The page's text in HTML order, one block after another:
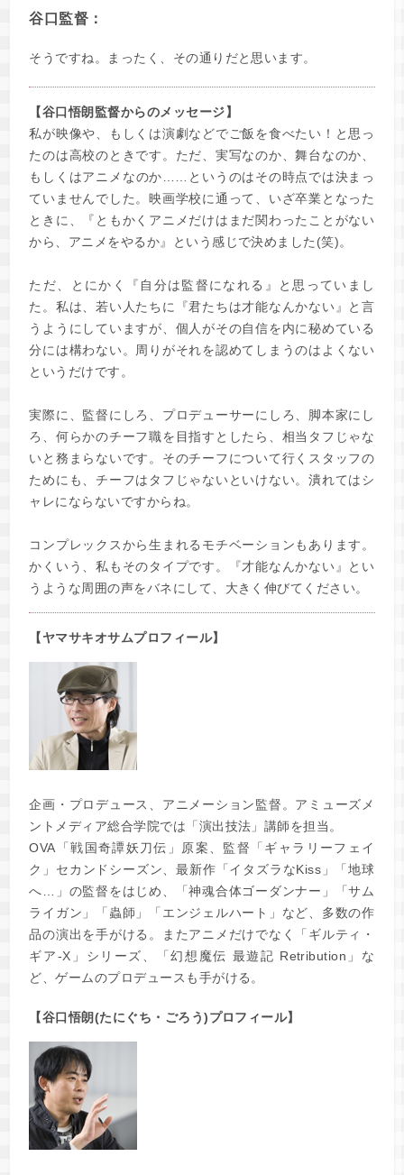
谷口監督：
そうですね。まったく、その通りだと思います。
【谷口悟朗監督からのメッセージ】
私が映像や、もしくは演劇などでご飯を食べたい！と思っ
たのは高校のときです。ただ、実写なのか、舞台なのか、
もしくはアニメなのか……というのはその時点では決まっ
ていませんでした。映画学校に通って、いざ卒業となった
ときに、『ともかくアニメだけはまだ関わったことがない
から、アニメをやるか』という感じで決めました(笑)。
ただ、とにかく『自分は監督になれる』と思っていまし
た。私は、若い人たちに『君たちは才能なんかない』と言
うようにしていますが、個人がその自信を内に秘めている
分には構わない。周りがそれを認めてしまうのはよくない
というだけです。
実際に、監督にしろ、プロデューサーにしろ、脚本家にし
ろ、何らかのチーフ職を目指すとしたら、相当タフじゃな
いと務まらないです。そのチーフについて行くスタッフの
ためにも、チーフはタフじゃないといけない。潰れてはシ
ャレにならないですからね。
コンプレックスから生まれるモチベーションもあります。
かくいう、私もそのタイプです。『才能なんかない』とい
うような周囲の声をバネにして、大きく伸びてください。
【ヤマサキオサムプロフィール】
企画・プロデュース、アニメーション監督。アミューズメ
ントメディア総合学院では「演出技法」講師を担当。
OVA「戦国奇譚妖刀伝」原案、監督「ギャラリーフェイ
ク」セカンドシーズン、最新作「イタズラなKiss」「地球
へ…」の監督をはじめ、「神魂合体ゴーダンナー」「サム
ライガン」「蟲師」「エンジェルハート」など、多数の作
品の演出を手がける。またアニメだけでなく「ギルティ・
ギア-X」シリーズ、「幻想魔伝 最遊記 Retribution」な
ど、ゲームのプロデュースも手がける。
【谷口悟朗(たにぐち・ごろう)プロフィール】